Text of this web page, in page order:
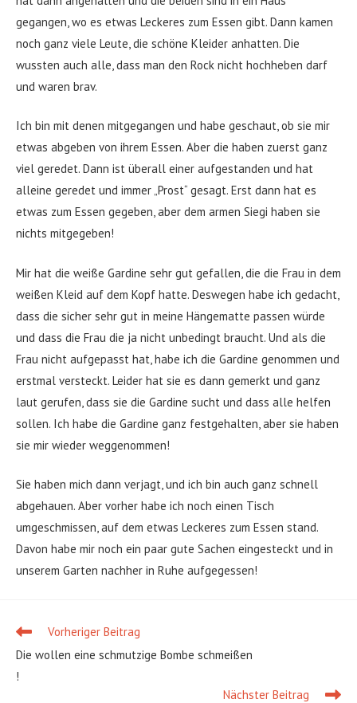
gegangen, wo es etwas Leckeres zum Essen gibt. Dann kamen
noch ganz viele Leute, die schöne Kleider anhatten. Die
wussten auch alle, dass man den Rock nicht hochheben darf
und waren brav.
Ich bin mit denen mitgegangen und habe geschaut, ob sie mir
etwas abgeben von ihrem Essen. Aber die haben zuerst ganz
viel geredet. Dann ist überall einer aufgestanden und hat
alleine geredet und immer „Prost“ gesagt. Erst dann hat es
etwas zum Essen gegeben, aber dem armen Siegi haben sie
nichts mitgegeben!
Mir hat die weiße Gardine sehr gut gefallen, die die Frau in dem
weißen Kleid auf dem Kopf hatte. Deswegen habe ich gedacht,
dass die sicher sehr gut in meine Hängematte passen würde
und dass die Frau die ja nicht unbedingt braucht. Und als die
Frau nicht aufgepasst hat, habe ich die Gardine genommen und
erstmal versteckt. Leider hat sie es dann gemerkt und ganz
laut gerufen, dass sie die Gardine sucht und dass alle helfen
sollen. Ich habe die Gardine ganz festgehalten, aber sie haben
sie mir wieder weggenommen!
Sie haben mich dann verjagt, und ich bin auch ganz schnell
abgehauen. Aber vorher habe ich noch einen Tisch
umgeschmissen, auf dem etwas Leckeres zum Essen stand.
Davon habe mir noch ein paar gute Sachen eingesteckt und in
unserem Garten nachher in Ruhe aufgegessen!
Weitere
ansehen
Vorheriger Beitrag
Die wollen eine schmutzige Bombe schmeißen
!
Nächster Beitrag